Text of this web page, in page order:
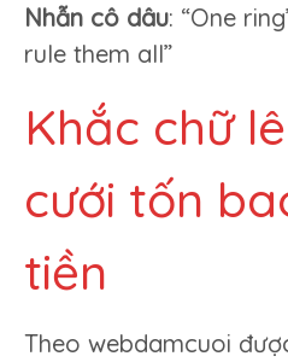
Nhẫn cô dâu: “One
rule them all”
Khắc chữ
cưới tốn
tiền
Theo webdamcuoi